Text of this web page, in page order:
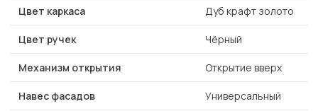
Цвет каркаса Дуб крафт золото
Цвет ручек Чёрный
Механизм открытия Открытие вверх
Навес фасадов Универсальный